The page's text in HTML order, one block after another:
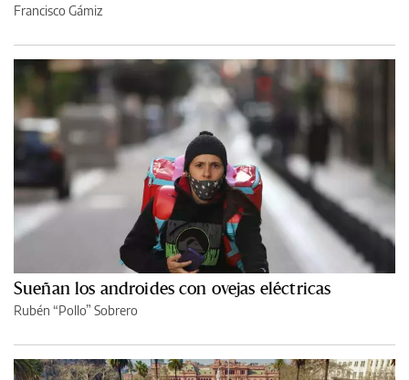
Francisco Gámiz
Sueñan los androides con ovejas eléctricas
Rubén “Pollo” Sobrero